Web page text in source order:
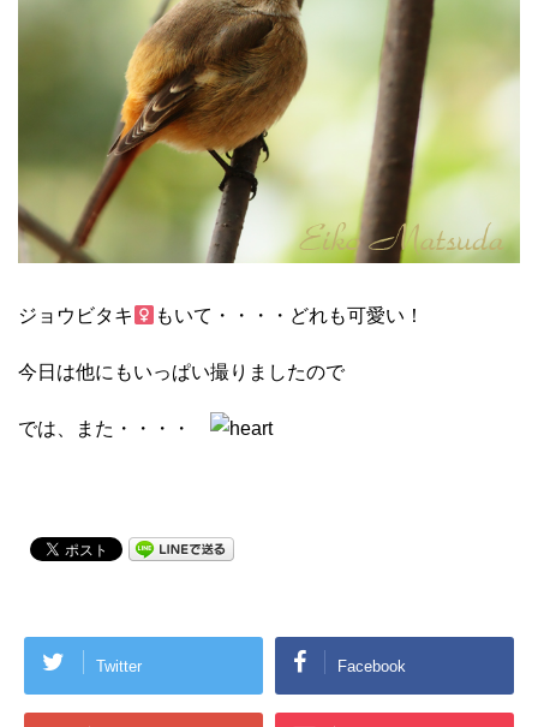
ジョウビタキ もいて・・・・どれも可愛い！
今日は他にもいっぱい撮りましたので
では、また・・・・
Twitter Facebook